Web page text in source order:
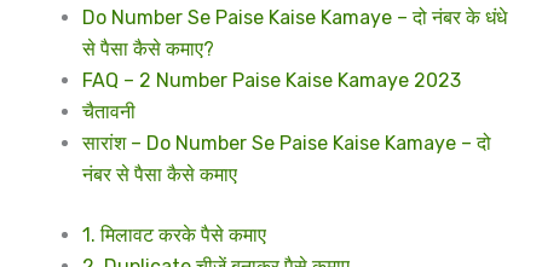
Do Number Se Paise Kaise Kamaye – दो नंबर के धंधे
से पैसा कैसे कमाए?
FAQ – 2 Number Paise Kaise Kamaye 2023
चैतावनी
सारांश – Do Number Se Paise Kaise Kamaye – दो
नंबर से पैसा कैसे कमाए
1. मिलावट करके पैसे कमाए